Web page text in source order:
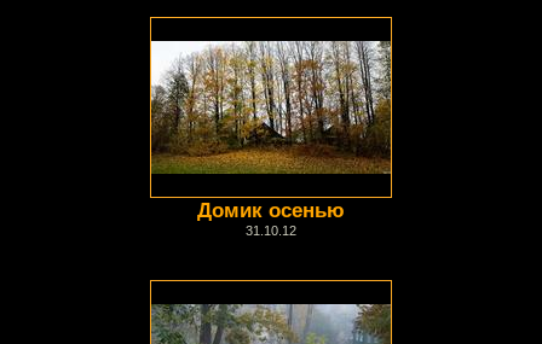
Домик осенью
31.10.12